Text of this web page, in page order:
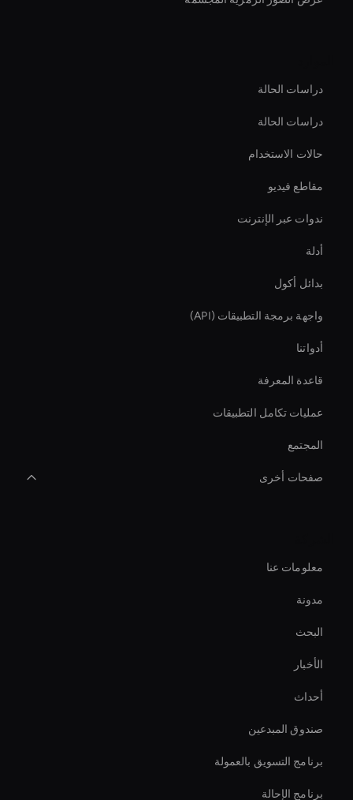
دراسات الحالة
دراسات الحالة
حالات الاستخدام
مقاطع فيديو
ندوات عبر الإنترنت
أدلة
بدائل أكول
واجهة برمجة التطبيقات (API)
أدواتنا
قاعدة المعرفة
عمليات تكامل التطبيقات
المجتمع
صفحات أخرى
Real-Time Virtual Human
Ai Avatar Live Chat
أداة تثبيت الفيديو بالذكاء الاصطناعي
Interactive Ai Avatar
Live Cam Ai Avatar
Ai Avatar For Video Calls
معلومات عنا
مدونة
البحث
الأخبار
أحداث
صندوق المبدعين
برنامج التسويق بالعمولة
برنامج الإحالة